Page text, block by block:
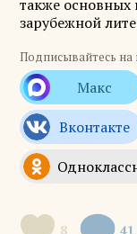
также основных
зарубежной
Подписывайтесь на
8 41